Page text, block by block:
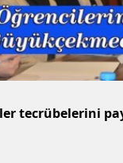
tecrübelerini